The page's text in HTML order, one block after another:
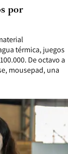
térmica, juegos
De octavo a
mousepad, una
por